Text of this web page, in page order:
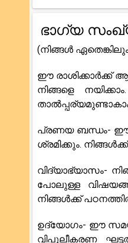
ഭാഗ്യ
(നിങ്ങൾ ഏതെങ്കിലും
ഈ രാശിക്കാർക്ക്
നിങ്ങളെ
പ്രണയ ബന്ധം- ഈ
ശ്രമിക്കും.
വിദ്യാഭ്യാസം-
പോലുള്ള
നിങ്ങൾക്ക്
ഉദ്യോഗം- ഈ സമയം
വിപുലീകരണ